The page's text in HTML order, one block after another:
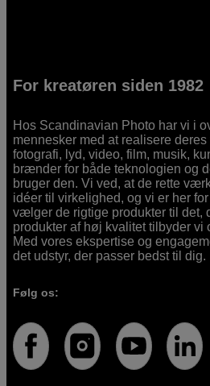
For kreatøren siden 1982
Hos Scandinavian Photo har vi i
mennesker med at realisere
fotografi, lyd, video, film, musik,
brænder for både teknologien og
bruger den. Vi ved, at de rette
idéer til virkelighed, og vi er her
vælger de rigtige produkter til det,
produkter af høj kvalitet tilbyder vi
Med vores ekspertise og
det udstyr, der passer bedst til dig.
Følg os: